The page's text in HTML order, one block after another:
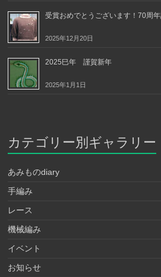
受賞おめでとうございます！70周
2025年12月20日
2025巳年 謹賀新年
2025年1月1日
カテゴリー別ギャラリー
あみものdiary
手編み
レース
機械編み
イベント
お知らせ